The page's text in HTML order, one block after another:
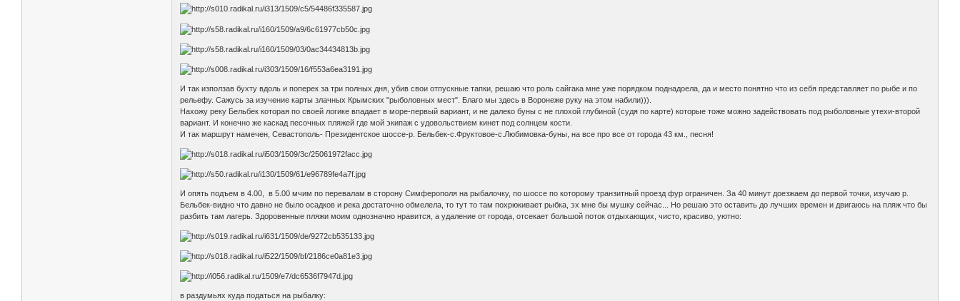
И так използав бухту вдоль и поперек за три полных дня, убив свои отпускные тапки, решаю что роль сайгака мне уже порядком поднадоела, да и место понятно что из себя представляет по рыбе и по
рельефу. Сажусь за изучение карты злачных Крымских "рыболовных мест". Благо мы здесь в Воронеже руку на этом набили))).
Нахожу реку Бельбек которая по своей логике впадает в море-первый вариант, и не далеко буны с не плохой глубиной (судя по карте) которые тоже можно задействовать под рыболовные утехи-второй
вариант. И конечно же каскад песочных пляжей где мой экипаж с удовольствием кинет под солнцем кости.
И так маршрут намечен, Севастополь- Президентское шоссе-р. Бельбек-с.Фруктовое-с.Любимовка-буны, на все про все от города 43 км., песня!
И опять подъем в 4.00, в 5.00 мчим по перевалам в сторону Симферополя на рыбалочку, по шоссе по которому транзитный проезд фур ограничен. За 40 минут доезжаем до первой точки, изучаю р.
Бельбек-видно что давно не было осадков и река достаточно обмелела, то тут то там похрюкивает рыбка, эх мне бы мушку сейчас... Но решаю это оставить до лучших времен и двигаюсь на пляж что бы
разбить там лагерь. Здоровенные пляжи моим однозначно нравится, а удаление от города, отсекает большой поток отдыхающих, чисто, красиво, уютно:
в раздумьях куда податься на рыбалку: